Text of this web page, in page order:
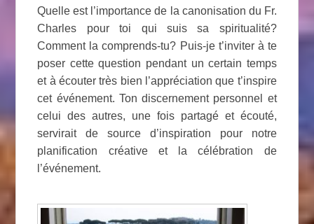
Quelle est l’importance de la canonisation du Fr.
Charles pour toi qui suis sa spiritualité?
Comment la comprends-tu? Puis-je t’inviter à te
poser cette question pendant un certain temps
et à écouter très bien l’appréciation que t’inspire
cet événement. Ton discernement personnel et
celui des autres, une fois partagé et écouté,
servirait de source d’inspiration pour notre
planification créative et la célébration de
l’événement.